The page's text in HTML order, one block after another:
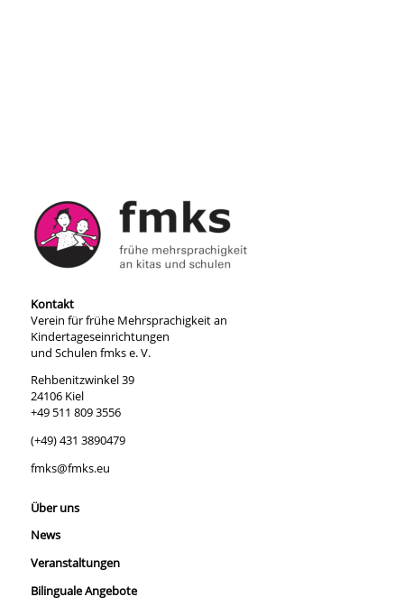
Kontakt
Verein für frühe Mehrsprachigkeit an
Kindertageseinrichtungen
und Schulen fmks e. V.
Rehbenitzwinkel 39
24106 Kiel
+49 511 809 3556
(+49) 431 3890479
fmks@fmks.eu
Über uns
News
Veranstaltungen
Bilinguale Angebote